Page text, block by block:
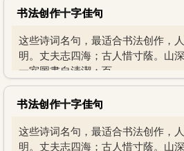
书法创作十字佳句
这些诗词名句，最适合书法创作，
明。丈夫志四海；古人惜寸蔭。山
一室圖書自清潔；百
书法创作十字佳句
这些诗词名句，最适合书法创作，
明。丈夫志四海；古人惜寸蔭。山